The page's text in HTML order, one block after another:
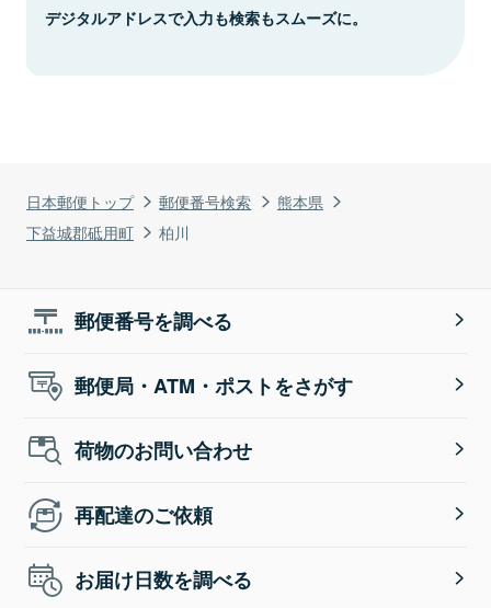
日本郵便トップ 郵便番号検索
熊本県
下益城郡砥用町
柏川
デジタルアドレスで入力も検索もスムーズに。
郵便番号を調べる
郵便局・ATM・ポストをさがす
荷物のお問い合わせ
再配達のご依頼
お届け日数を調べる